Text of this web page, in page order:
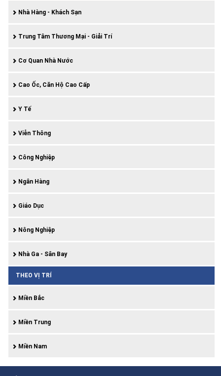
Nhà Hàng - Khách Sạn
Trung Tâm Thương Mại - Giải Trí
Cơ Quan Nhà Nước
Cao Ốc, Căn Hộ Cao Cấp
Y Tế
Viễn Thông
Công Nghiệp
Ngân Hàng
Giáo Dục
Nông Nghiệp
Nhà Ga - Sân Bay
THEO VỊ TRÍ
Miền Bắc
Miền Trung
Miền Nam